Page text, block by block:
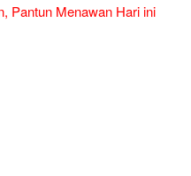
Pantun Menawan Hari ini